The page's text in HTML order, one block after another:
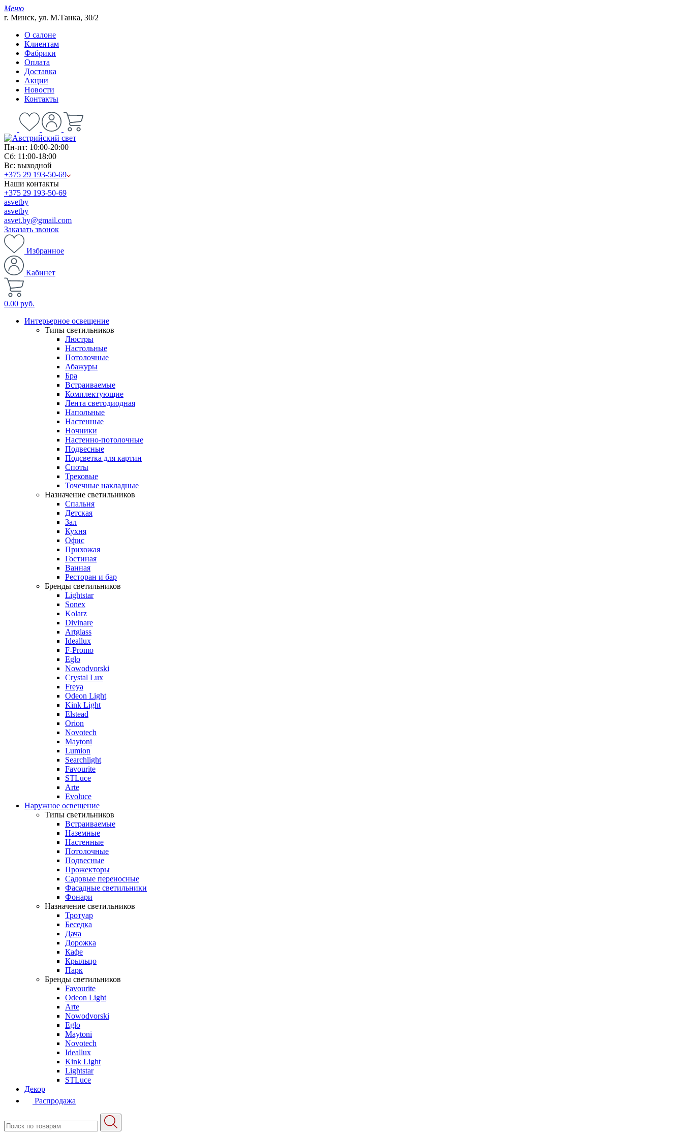
Меню
г. Минск, ул. М.Танка, 30/2
О салоне
Клиентам
Фабрики
Оплата
Доставка
Акции
Новости
Контакты
Пн-пт: 10:00-20:00
Сб: 11:00-18:00
Вс: выходной
+375 29 193-50-69
Наши контакты
+375 29 193-50-69
asvetby
asvetby
asvet.by@gmail.com
Заказать звонок
Избранное
Кабинет
0.00 руб.
Интерьерное освещение
Типы светильников
Люстры
Настольные
Потолочные
Абажуры
Бра
Встраиваемые
Комплектующие
Лента светодиодная
Напольные
Настенные
Ночники
Настенно-потолочные
Подвесные
Подсветка для картин
Споты
Трековые
Точечные накладные
Назначение светильников
Спальня
Детская
Зал
Кухня
Офис
Прихожая
Гостиная
Ванная
Ресторан и бар
Бренды светильников
Lightstar
Sonex
Kolarz
Divinare
Artglass
Ideallux
F-Promo
Eglo
Nowodvorski
Crystal Lux
Freya
Odeon Light
Kink Light
Elstead
Orion
Novotech
Maytoni
Lumion
Searchlight
Favourite
STLuce
Arte
Evoluce
Наружное освещение
Типы светильников
Встраиваемые
Наземные
Настенные
Потолочные
Подвесные
Прожекторы
Садовые переносные
Фасадные светильники
Фонари
Назначение светильников
Тротуар
Беседка
Дача
Дорожка
Кафе
Крыльцо
Парк
Бренды светильников
Favourite
Odeon Light
Arte
Nowodvorski
Eglo
Maytoni
Novotech
Ideallux
Kink Light
Lightstar
STLuce
Декор
Распродажа